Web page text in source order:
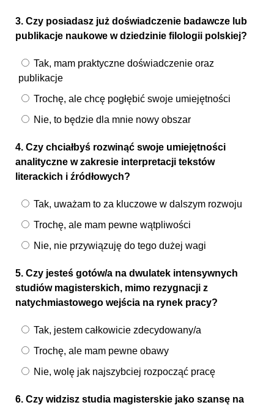
3. Czy posiadasz już doświadczenie badawcze lub
publikacje naukowe w dziedzinie filologii polskiej?
Tak, mam praktyczne doświadczenie oraz
publikacje
Trochę, ale chcę pogłębić swoje umiejętności
Nie, to będzie dla mnie nowy obszar
4. Czy chciałbyś rozwinąć swoje umiejętności
analityczne w zakresie interpretacji tekstów
literackich i źródłowych?
Tak, uważam to za kluczowe w dalszym rozwoju
Trochę, ale mam pewne wątpliwości
Nie, nie przywiązuję do tego dużej wagi
5. Czy jesteś gotów/a na dwulatek intensywnych
studiów magisterskich, mimo rezygnacji z
natychmiastowego wejścia na rynek pracy?
Tak, jestem całkowicie zdecydowany/a
Trochę, ale mam pewne obawy
Nie, wolę jak najszybciej rozpocząć pracę
6. Czy widzisz studia magisterskie jako szansę na